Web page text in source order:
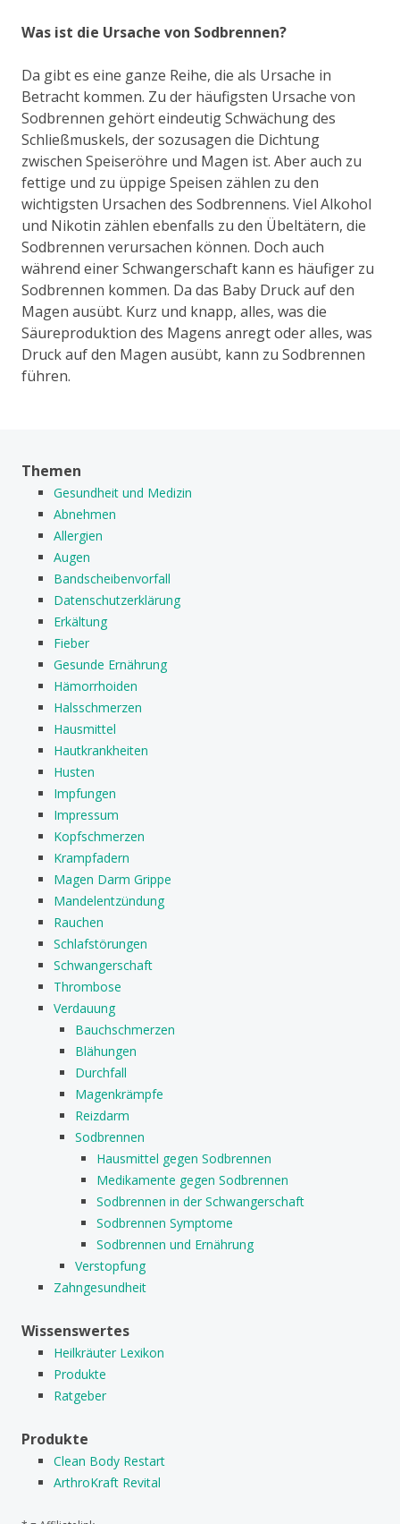
Was ist die Ursache von Sodbrennen?
Da gibt es eine ganze Reihe, die als Ursache in
Betracht kommen. Zu der häufigsten Ursache von
Sodbrennen gehört eindeutig Schwächung des
Schließmuskels, der sozusagen die Dichtung
zwischen Speiseröhre und Magen ist. Aber auch zu
fettige und zu üppige Speisen zählen zu den
wichtigsten Ursachen des Sodbrennens. Viel Alkohol
und Nikotin zählen ebenfalls zu den Übeltätern, die
Sodbrennen verursachen können. Doch auch
während einer Schwangerschaft kann es häufiger zu
Sodbrennen kommen. Da das Baby Druck auf den
Magen ausübt. Kurz und knapp, alles, was die
Säureproduktion des Magens anregt oder alles, was
Druck auf den Magen ausübt, kann zu Sodbrennen
führen.
Themen
Gesundheit und Medizin
Abnehmen
Allergien
Augen
Bandscheibenvorfall
Datenschutzerklärung
Erkältung
Fieber
Gesunde Ernährung
Hämorrhoiden
Halsschmerzen
Hausmittel
Hautkrankheiten
Husten
Impfungen
Impressum
Kopfschmerzen
Krampfadern
Magen Darm Grippe
Mandelentzündung
Rauchen
Schlafstörungen
Schwangerschaft
Thrombose
Verdauung
Bauchschmerzen
Blähungen
Durchfall
Magenkrämpfe
Reizdarm
Sodbrennen
Hausmittel gegen Sodbrennen
Medikamente gegen Sodbrennen
Sodbrennen in der Schwangerschaft
Sodbrennen Symptome
Sodbrennen und Ernährung
Verstopfung
Zahngesundheit
Wissenswertes
Heilkräuter Lexikon
Produkte
Ratgeber
Produkte
Clean Body Restart
ArthroKraft Revital